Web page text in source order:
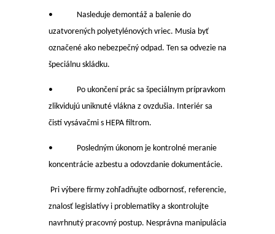
• Nasleduje demontáž a balenie do
uzatvorených polyetylénových vriec. Musia byť
označené ako nebezpečný odpad. Ten sa odvezie na
špeciálnu skládku.
• Po ukončení prác sa špeciálnym prípravkom
zlikvidujú uniknuté vlákna z ovzdušia. Interiér sa
čistí vysávačmi s HEPA filtrom.
• Posledným úkonom je kontrolné meranie
koncentrácie azbestu a odovzdanie dokumentácie.
Pri výbere firmy zohľadňujte odbornosť, referencie,
znalosť legislatívy i problematiky a skontrolujte
navrhnutý pracovný postup. Nesprávna manipulácia